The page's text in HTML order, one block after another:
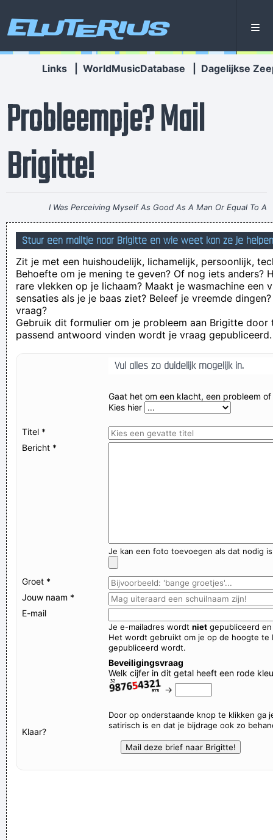
Eluterius
Links WorldMusicDatabase Dagelijkse
Probleempje? Mail
Brigitte!
I Was Perceiving Myself As Good As A Man Or Equal To A
Man And As Powerful And I Wanted To Look Ambiguous
Because I Thought That Was A Very Interesting Statement To
Make Through The Media And It Certainly Did Cause Quite A
Few Ripples And Interest And Shock Waves~ Annie Lennox
Look into my eyes, look into my eyes, the eyes, the eyes, not
around the eyes, don´ t look around the eyes, look into my
eyes!
ontwerpers van deze hyperbolide.
Het deksel naar beneden drukken...
In de videoclip is hij te zien, vrolijk dansend en getooid met
een koppijnbril
Als ik mijn outfit aantrek en nog eens goed in de spiegel kijk,
zeg.”
STROOOOONT!!
Awesome Ausems!
Iemand een cookie van eigen deeg geven...
Maurice gank dich loate sjmienke, et weëd tied.
Verknoei je tijd op een nuttige manier!
Stuur een mailtje naar Brigitte en wie weet kan ze je
Zit je met een huishoudelijk, lichamelijk, persoonlijk,
Behoefte om je mening te geven? Of nog iets anders?
rare vlekken op je lichaam? Maakt je wasmachine een
sensaties als je je baas ziet? Beleef je vreemde
vraag?
Gebruik dit formulier om je probleem aan Brigitte door
passend antwoord vinden wordt je vraag
Vul alles zo duidelijk mogelijk in.
Gaat het om een klacht, een probleem
Kies hier
Titel *
Bericht *
Je kan een foto toevoegen als dat nodig
Groet *
Jouw naam *
E-mail
Je e-mailadres wordt niet gepubliceerd
Het wordt gebruikt om je op de hoogte
gepubliceerd wordt.
Beveiligingsvraag
Welk cijfer in dit getal heeft een rode
→
Klaar?
Door op onderstaande knop te klikken ga
satirisch is en dat je bijdrage ook zo